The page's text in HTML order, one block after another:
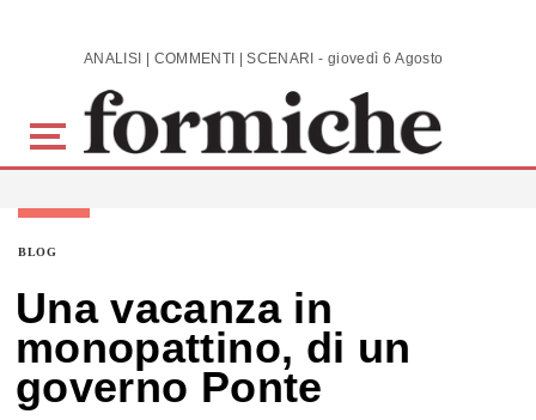
Skip to main content ANALISI | COMMENTI | SCENARI - giovedì 6 Agosto 2026
BLOG
Una vacanza in
monopattino, di un
governo Ponte